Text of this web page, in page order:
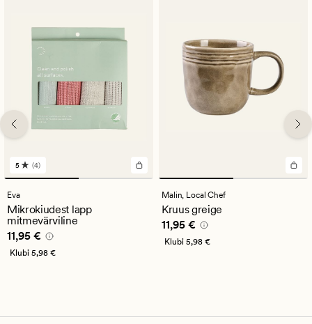
4
arvustust
keskmise
hinnanguga
5
5 (4)
Eva
Mikrokiudest lapp
mitmevärviline
Pris_ee 11,95 €
11,95 €
Klubi 5,98 €
Malin, Local Chef
Kruus greige
Pris_ee 11,95 €
11,95 €
Klubi 5,98 €